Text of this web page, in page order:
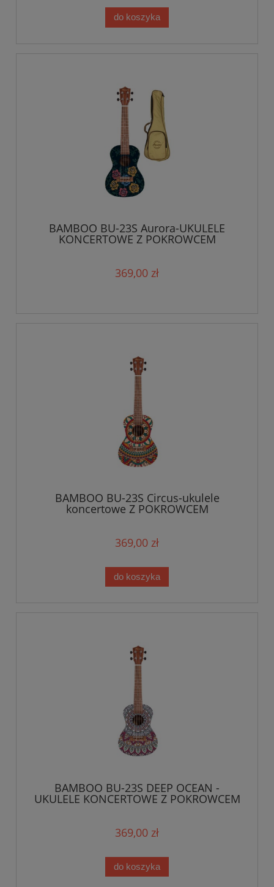
do koszyka
BAMBOO BU-23S Aurora-UKULELE
KONCERTOWE Z POKROWCEM
369,00 zł
BAMBOO BU-23S Circus-ukulele
koncertowe Z POKROWCEM
369,00 zł
do koszyka
BAMBOO BU-23S DEEP OCEAN -
UKULELE KONCERTOWE Z POKROWCEM
369,00 zł
do koszyka